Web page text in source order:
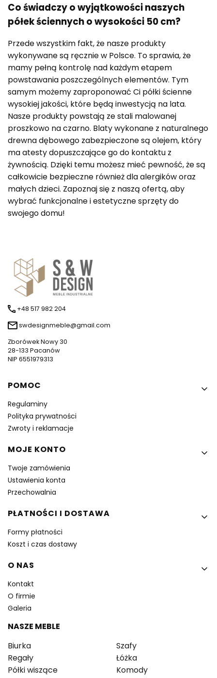
Co świadczy o wyjątkowości naszych
półek ściennych o wysokości 50 cm?
Przede wszystkim fakt, że nasze produkty
wykonywane są ręcznie w Polsce. To sprawia, że
mamy pełną kontrolę nad każdym etapem
powstawania poszczególnych elementów. Tym
samym możemy zaproponować Ci półki ścienne
wysokiej jakości, które będą inwestycją na lata.
Nasze produkty powstają ze stali malowanej
proszkowo na czarno. Blaty wykonane z naturalnego
drewna dębowego zabezpieczone są olejem, który
ma atesty dopuszczające go do kontaktu z
żywnością. Dzięki temu możesz mieć pewność, że są
całkowicie bezpieczne również dla alergików oraz
małych dzieci. Zapoznaj się z naszą ofertą, aby
wybrać funkcjonalne i estetyczne sprzęty do
swojego domu!
+48 517 982 204
swdesignmeble@gmail.com
Zborówek Nowy 30
28-133 Pacanów
NIP 6551979313
Linki w stopce
POMOC
Regulaminy
Polityka prywatności
Zwroty i reklamacje
MOJE KONTO
Twoje zamówienia
Ustawienia konta
Przechowalnia
PŁATNOŚCI I DOSTAWA
Formy płatności
Koszt i czas dostawy
O NAS
Kontakt
O firmie
Galeria
NASZE MEBLE
Biurka
Regały
Półki wiszące
Szafy
Łóżka
Komody